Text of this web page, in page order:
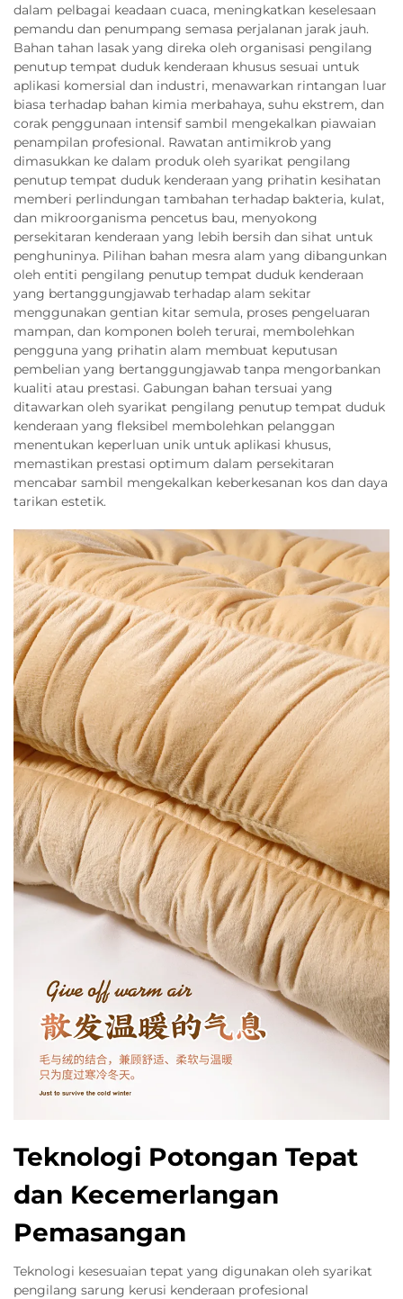
dalam pelbagai keadaan cuaca, meningkatkan keselesaan
pemandu dan penumpang semasa perjalanan jarak jauh.
Bahan tahan lasak yang direka oleh organisasi pengilang
penutup tempat duduk kenderaan khusus sesuai untuk
aplikasi komersial dan industri, menawarkan rintangan luar
biasa terhadap bahan kimia merbahaya, suhu ekstrem, dan
corak penggunaan intensif sambil mengekalkan piawaian
penampilan profesional. Rawatan antimikrob yang
dimasukkan ke dalam produk oleh syarikat pengilang
penutup tempat duduk kenderaan yang prihatin kesihatan
memberi perlindungan tambahan terhadap bakteria, kulat,
dan mikroorganisma pencetus bau, menyokong
persekitaran kenderaan yang lebih bersih dan sihat untuk
penghuninya. Pilihan bahan mesra alam yang dibangunkan
oleh entiti pengilang penutup tempat duduk kenderaan
yang bertanggungjawab terhadap alam sekitar
menggunakan gentian kitar semula, proses pengeluaran
mampan, dan komponen boleh terurai, membolehkan
pengguna yang prihatin alam membuat keputusan
pembelian yang bertanggungjawab tanpa mengorbankan
kualiti atau prestasi. Gabungan bahan tersuai yang
ditawarkan oleh syarikat pengilang penutup tempat duduk
kenderaan yang fleksibel membolehkan pelanggan
menentukan keperluan unik untuk aplikasi khusus,
memastikan prestasi optimum dalam persekitaran
mencabar sambil mengekalkan keberkesanan kos dan daya
tarikan estetik.
Teknologi Potongan Tepat
dan Kecemerlangan
Pemasangan
Teknologi kesesuaian tepat yang digunakan oleh syarikat
pengilang sarung kerusi kenderaan profesional